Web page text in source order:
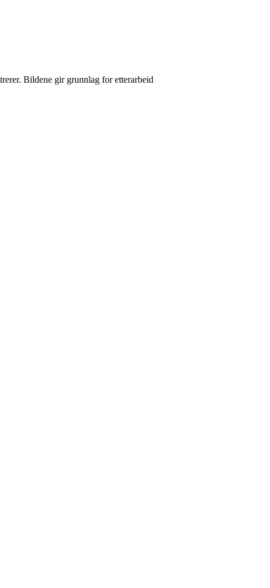
Bildene gir grunnlag for etterarbeid